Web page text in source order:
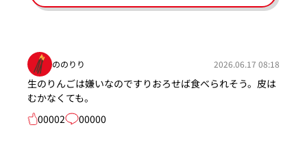
ののりり 2026.06.17 08:18
生のりんごは嫌いなのですりおろせば食べられそう。皮は
むかなくても。
00002
00000